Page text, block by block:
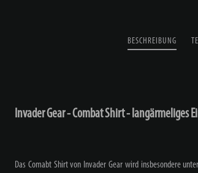
BESCHREIBUNG
Invader Gear - Combat Shirt - langärmeliges
Das Comabt Shirt von Invader Gear wird insbesondere